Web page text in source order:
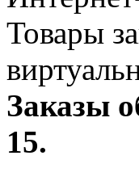
Товары
Заказы
15.